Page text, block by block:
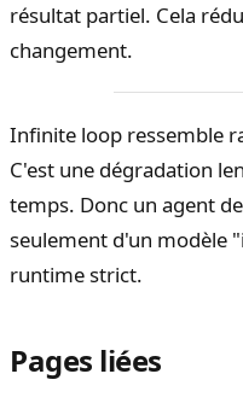
résultat partiel. Cela
changement.
Infinite loop ressemble
C'est une dégradation
temps. Donc un agent
seulement d'un modèle
runtime strict.
Pages liées